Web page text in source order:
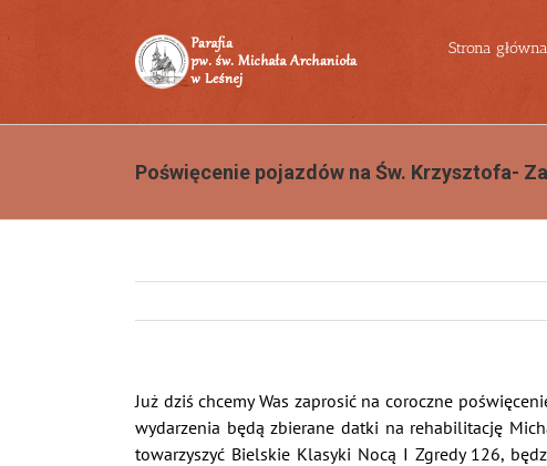
Strona główna
Poświęcenie pojazdów na Św. Krzysztofa-
Już dziś chcemy Was zaprosić na coroczne
wydarzenia będą zbierane datki na rehabilitację
towarzyszyć Bielskie Klasyki Nocą I Zgredy 126,